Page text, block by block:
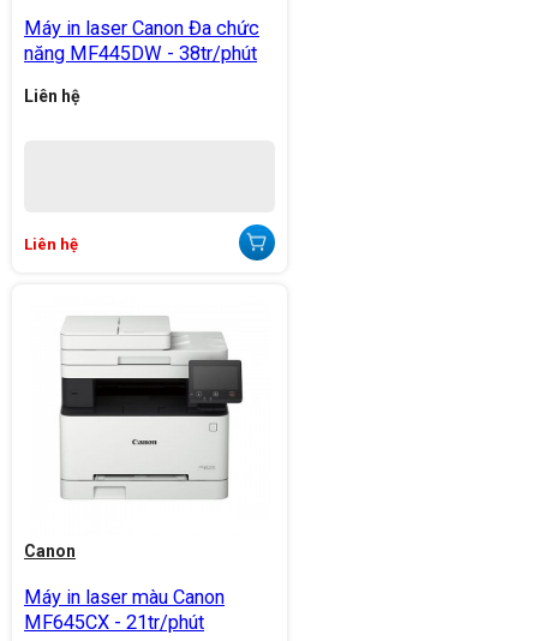
Máy in laser Canon Đa chức
năng MF445DW - 38tr/phút
Liên hệ
Liên hệ
Canon
Máy in laser màu Canon
MF645CX - 21tr/phút